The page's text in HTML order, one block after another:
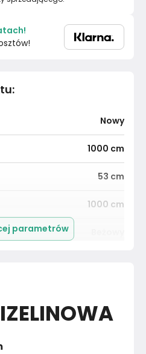
:
Nowy
1000 cm
53 cm
1000 cm
Beże
parametrów